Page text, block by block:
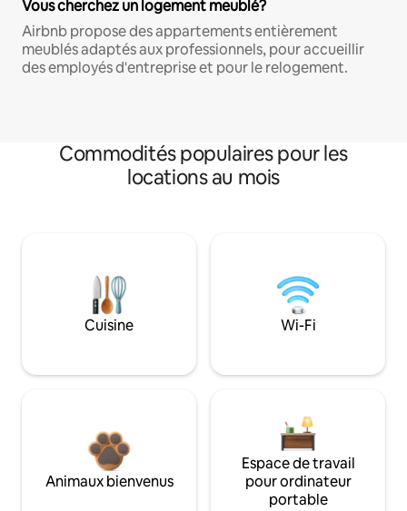
Vous cherchez un logement meublé?
Airbnb propose des appartements entièrement
meublés adaptés aux professionnels, pour accueillir
des employés d'entreprise et pour le relogement.
Commodités populaires pour les
locations au mois
Cuisine Wi-Fi
Animaux bienvenus
Espace de travail
pour ordinateur
portable